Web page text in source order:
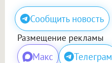
Сообщить новость
Размещение рекламы
Макс Телеграм